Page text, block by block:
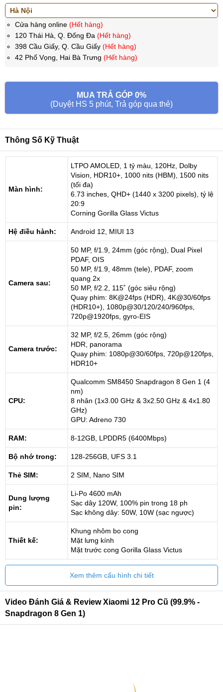
Cửa hàng online (Hết hàng)
120 Thái Hà, Q. Đống Đa (Hết hàng)
398 Cầu Giấy, Q. Cầu Giấy (Hết hàng)
42 Phố Vọng, Hai Bà Trưng (Hết hàng)
MUA TRẢ GÓP 0%
(Duyệt HS 5 phút, Trả góp qua thẻ)
Thông Số Kỹ Thuật
Màn hình:
LTPO AMOLED, 1 tỷ màu, 120Hz, Dolby
Vision, HDR10+, 1000 nits (HBM), 1500 nits
(tối đa)
6.73 inches, QHD+ (1440 x 3200 pixels), tỷ lệ
20:9
Corning Gorilla Glass Victus
Hệ điều hành: Android 12, MIUI 13
Camera sau:
50 MP, f/1.9, 24mm (góc rộng), Dual Pixel
PDAF, OIS
50 MP, f/1.9, 48mm (tele), PDAF, zoom
quang 2x
50 MP, f/2.2, 115˚ (góc siêu rộng)
Quay phim: 8K@24fps (HDR), 4K@30/60fps
(HDR10+), 1080p@30/120/240/960fps,
720p@1920fps, gyro-EIS
Camera trước:
32 MP, f/2.5, 26mm (góc rộng)
HDR, panorama
Quay phim: 1080p@30/60fps, 720p@120fps,
HDR10+
CPU:
Qualcomm SM8450 Snapdragon 8 Gen 1 (4
nm)
8 nhân (1x3.00 GHz & 3x2.50 GHz & 4x1.80
GHz)
GPU: Adreno 730
RAM: 8-12GB, LPDDR5 (6400Mbps)
Bộ nhớ trong: 128-256GB, UFS 3.1
Thẻ SIM: 2 SIM, Nano SIM
Dung lượng
pin:
Li-Po 4600 mAh
Sạc dây 120W, 100% pin trong 18 ph
Sạc không dây: 50W, 10W (sạc ngược)
Thiết kế:
Khung nhôm bo cong
Mặt lưng kính
Mặt trước cong Gorilla Glass Victus
Xem thêm cấu hình chi tiết
Video Đánh Giá & Review Xiaomi 12 Pro Cũ (99.9% -
Snapdragon 8 Gen 1)